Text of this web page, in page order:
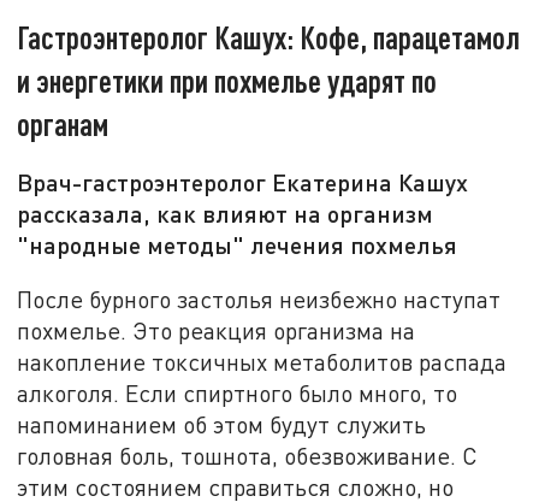
Гастроэнтеролог Кашух: Кофе, парацетамол
и энергетики при похмелье ударят по
органам
Врач-гастроэнтеролог Екатерина Кашух
рассказала, как влияют на организм
"народные методы" лечения похмелья
После бурного застолья неизбежно наступат
похмелье. Это реакция организма на
накопление токсичных метаболитов распада
алкоголя. Если спиртного было много, то
напоминанием об этом будут служить
головная боль, тошнота, обезвоживание. С
этим состоянием справиться сложно, но